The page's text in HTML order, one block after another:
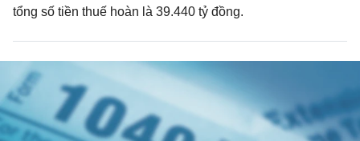
tổng số tiền thuế hoàn là 39.440 tỷ đồng.